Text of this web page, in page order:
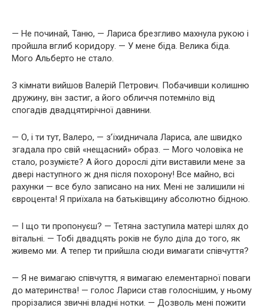
— Не починай, Таню, — Лариса брезгливо махнула рукою і
пройшла вглиб коридору. — У мене біда. Велика біда.
Мого Альберто не стало.
З кімнати вийшов Валерій Петрович. Побачивши колишню
дружину, він застиг, а його обличчя потемніло від
спогадів двадцятирічної давнини.
— О, і ти тут, Валеро, — з’їхидничала Лариса, але швидко
згадала про свій «нещасний» образ. — Мого чоловіка не
стало, розумієте? А його дорослі діти виставили мене за
двері наступного ж дня після похорону! Все майно, всі
рахунки — все було записано на них. Мені не залишили ні
євроцента! Я приїхала на батьківщину абсолютно бідною.
— І що ти пропонуєш? — Тетяна заступила матері шлях до
вітальні. — Тобі двадцять років не було діла до того, як
живемо ми. А тепер ти прийшла сюди вимагати співчуття?
— Я не вимагаю співчуття, я вимагаю елементарної поваги
до материнства! — голос Лариси став голоснішим, у ньому
прорізалися звичні владні нотки. — Дозволь мені пожити